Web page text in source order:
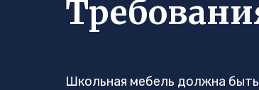
Школьная мебель должна